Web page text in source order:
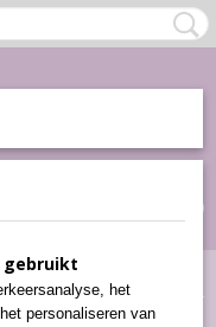
(0)
gram)
gebruikt
het
personaliseren van